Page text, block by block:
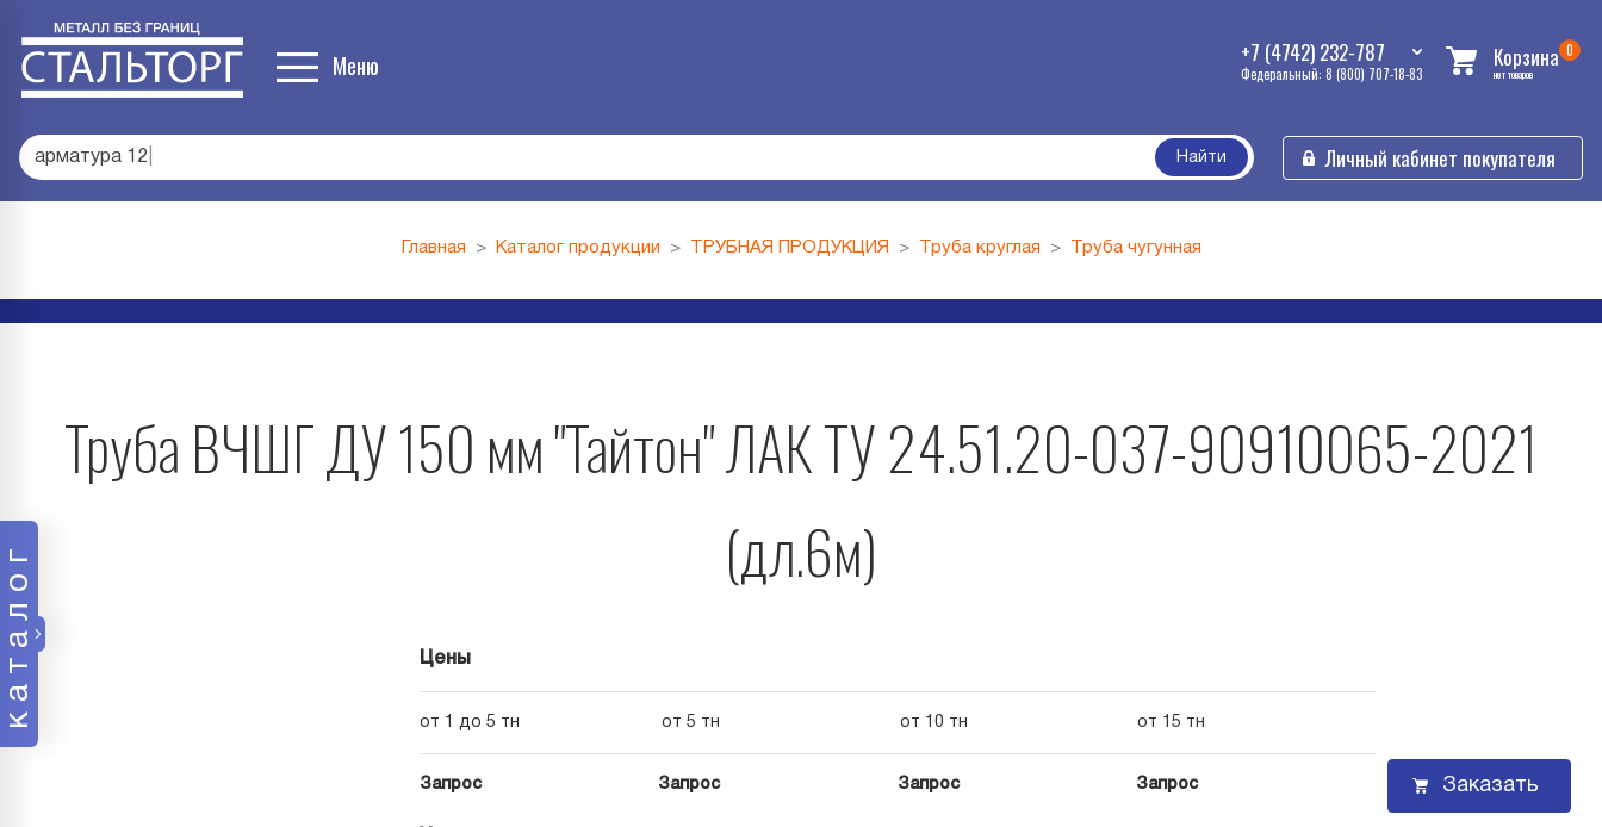
Меню +7 (4742) 232-787
Федеральный: 8 (800) 707-18-83
Корзина 0
нет товаров
арматура 12 Найти Личный кабинет покупателя
каталог
Главная Каталог продукции ТРУБНАЯ ПРОДУКЦИЯ Труба круглая Труба чугунная
Труба ВЧШГ ДУ 150 мм "Тайтон" ЛАК ТУ 24.51.20-037-90910065-2021
(дл.6м)
Цены
от 1 до 5 тн от 5 тн от 10 тн от 15 тн
Запрос Запрос Запрос Запрос Заказать